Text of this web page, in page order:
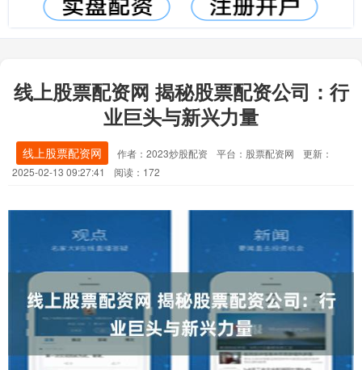
线上股票配资网 揭秘股票配资公司：行
业巨头与新兴力量
线上股票配资网 作者：2023炒股配资 平台：股票配资网
更新：
2025-02-13 09:27:41
阅读：172